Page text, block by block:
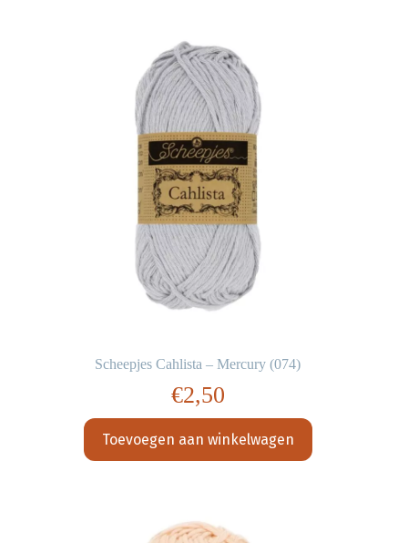
Scheepjes Cahlista – Mercury (074)
€2,50
Toevoegen aan winkelwagen